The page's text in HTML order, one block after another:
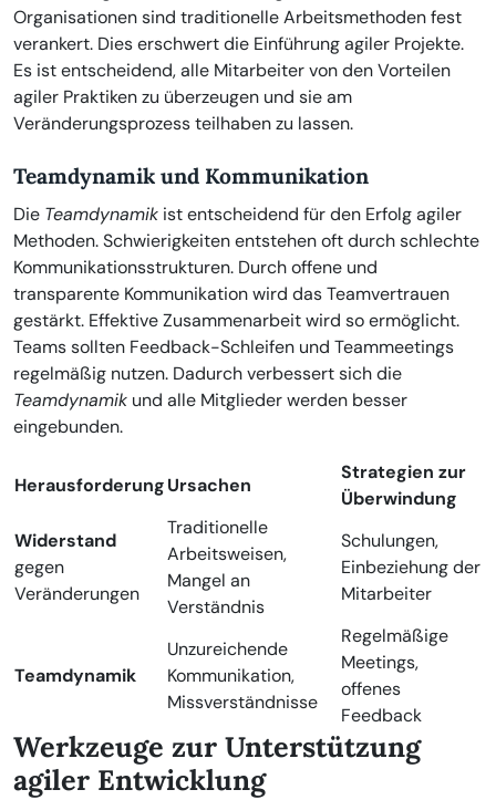
Organisationen sind traditionelle Arbeitsmethoden fest
verankert. Dies erschwert die Einführung agiler Projekte.
Es ist entscheidend, alle Mitarbeiter von den Vorteilen
agiler Praktiken zu überzeugen und sie am
Veränderungsprozess teilhaben zu lassen.
Teamdynamik und Kommunikation
Die Teamdynamik ist entscheidend für den Erfolg agiler
Methoden. Schwierigkeiten entstehen oft durch schlechte
Kommunikationsstrukturen. Durch offene und
transparente Kommunikation wird das Teamvertrauen
gestärkt. Effektive Zusammenarbeit wird so ermöglicht.
Teams sollten Feedback-Schleifen und Teammeetings
regelmäßig nutzen. Dadurch verbessert sich die
Teamdynamik und alle Mitglieder werden besser
eingebunden.
HerausforderungUrsachen
Strategien zur
Überwindung
Widerstand
gegen
Veränderungen
Traditionelle
Arbeitsweisen,
Mangel an
Verständnis
Schulungen,
Einbeziehung der
Mitarbeiter
Teamdynamik
Unzureichende
Kommunikation,
Missverständnisse
Regelmäßige
Meetings,
offenes
Feedback
Werkzeuge zur Unterstützung
agiler Entwicklung